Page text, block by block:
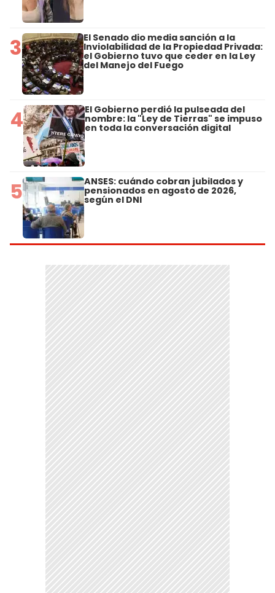
3 El Senado dio media sanción a la
Inviolabilidad de la Propiedad Privada:
el Gobierno tuvo que ceder en la Ley
del Manejo del Fuego
4 El Gobierno perdió la pulseada del
nombre: la "Ley de Tierras" se impuso
en toda la conversación digital
5 ANSES: cuándo cobran jubilados y
pensionados en agosto de 2026,
según el DNI